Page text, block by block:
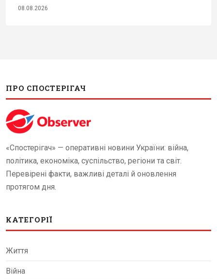
08.08.2026
ПРО СПОСТЕРІГАЧ
«Спостерігач» — оперативні новини України: війна,
політика, економіка, суспільство, регіони та світ.
Перевірені факти, важливі деталі й оновлення
протягом дня.
КАТЕГОРІЇ
Життя
Війна